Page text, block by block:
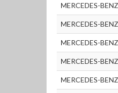
MERCEDES-
MERCEDES-
MERCEDES-
MERCEDES-
MERCEDES-